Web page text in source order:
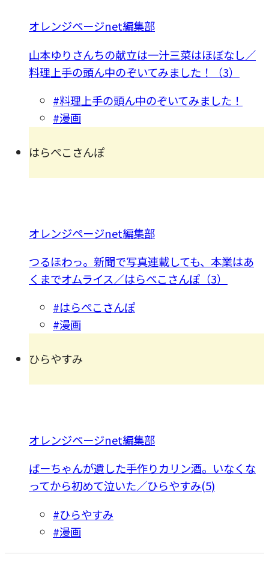
オレンジページnet編集部
山本ゆりさんちの献立は一汁三菜はほぼなし／
料理上手の頭ん中のぞいてみました！（3）
#料理上手の頭ん中のぞいてみました！
#漫画
はらぺこさんぽ
オレンジページnet編集部
つるほわっ。新聞で写真連載しても、本業はあ
くまでオムライス／はらぺこさんぽ（3）
#はらぺこさんぽ
#漫画
ひらやすみ
オレンジページnet編集部
ばーちゃんが遺した手作りカリン酒。いなくな
ってから初めて泣いた／ひらやすみ(5)
#ひらやすみ
#漫画